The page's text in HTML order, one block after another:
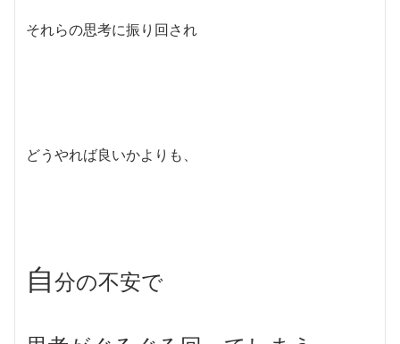
それらの思考に振り回され
どうやれば良いかよりも、
自分の不安で